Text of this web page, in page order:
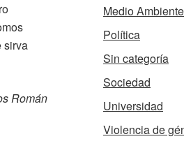
sirva
Román
Medio Ambiente
Política
Sin categoría
Sociedad
Universidad
Violencia de